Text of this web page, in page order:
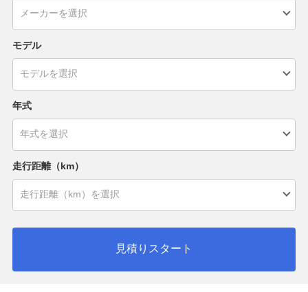
モデル
年式
走行距離（km）
見積りスタート